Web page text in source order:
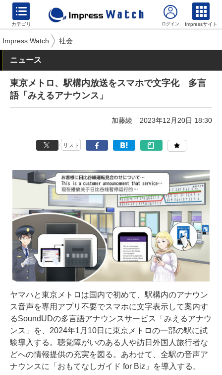
カテゴリ Impressサイト
Impress Watch 社会
ニュース
東京メトロ、駅構内放送をスマホで文字化 多言
語「みえるアナウンス」
加藤綾 2023年12月20日 18:30
リスト
ヤマハと東京メトロは国内で初めて、駅構内のアナウン
ス音声を専用アプリ不要でスマホに文字表示して案内す
るSoundUDの多言語アナウンスサービス「みえるアナウ
ンス」を、2024年1月10日に東京メトロの一部の駅に試
験導入する。聴覚障がいのある人や訪日外国人旅行者な
どへの情報提供の充実を図る。あわせて、全駅の音声ア
ナウンスに「おもてなしガイド for Biz」を導入する。